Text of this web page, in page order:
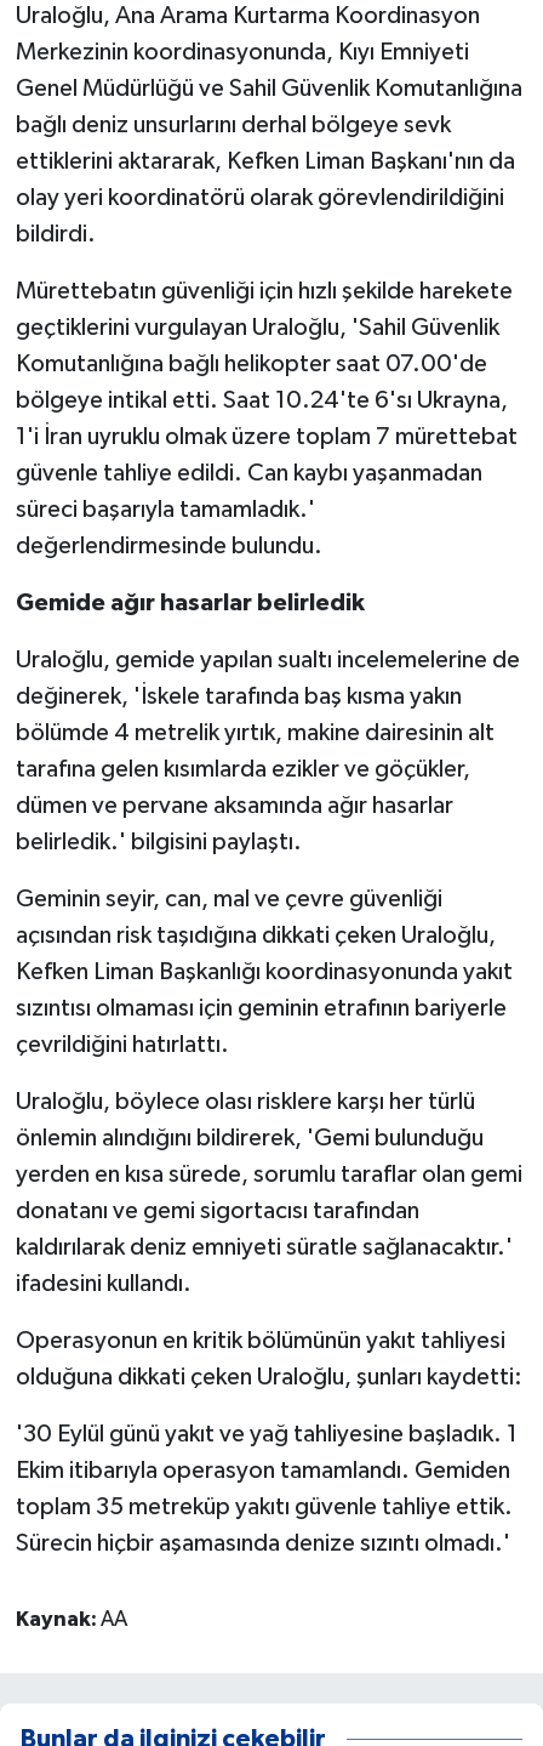
Uraloğlu, Ana Arama Kurtarma Koordinasyon
Merkezinin koordinasyonunda, Kıyı Emniyeti
Genel Müdürlüğü ve Sahil Güvenlik Komutanlığına
bağlı deniz unsurlarını derhal bölgeye sevk
ettiklerini aktararak, Kefken Liman Başkanı'nın da
olay yeri koordinatörü olarak görevlendirildiğini
bildirdi.
Mürettebatın güvenliği için hızlı şekilde harekete
geçtiklerini vurgulayan Uraloğlu, 'Sahil Güvenlik
Komutanlığına bağlı helikopter saat 07.00'de
bölgeye intikal etti. Saat 10.24'te 6'sı Ukrayna,
1'i İran uyruklu olmak üzere toplam 7 mürettebat
güvenle tahliye edildi. Can kaybı yaşanmadan
süreci başarıyla tamamladık.'
değerlendirmesinde bulundu.
Gemide ağır hasarlar belirledik
Uraloğlu, gemide yapılan sualtı incelemelerine de
değinerek, 'İskele tarafında baş kısma yakın
bölümde 4 metrelik yırtık, makine dairesinin alt
tarafına gelen kısımlarda ezikler ve göçükler,
dümen ve pervane aksamında ağır hasarlar
belirledik.' bilgisini paylaştı.
Geminin seyir, can, mal ve çevre güvenliği
açısından risk taşıdığına dikkati çeken Uraloğlu,
Kefken Liman Başkanlığı koordinasyonunda yakıt
sızıntısı olmaması için geminin etrafının bariyerle
çevrildiğini hatırlattı.
Uraloğlu, böylece olası risklere karşı her türlü
önlemin alındığını bildirerek, 'Gemi bulunduğu
yerden en kısa sürede, sorumlu taraflar olan gemi
donatanı ve gemi sigortacısı tarafından
kaldırılarak deniz emniyeti süratle sağlanacaktır.'
ifadesini kullandı.
Operasyonun en kritik bölümünün yakıt tahliyesi
olduğuna dikkati çeken Uraloğlu, şunları kaydetti:
'30 Eylül günü yakıt ve yağ tahliyesine başladık. 1
Ekim itibarıyla operasyon tamamlandı. Gemiden
toplam 35 metreküp yakıtı güvenle tahliye ettik.
Sürecin hiçbir aşamasında denize sızıntı olmadı.'
Kaynak: AA
Bunlar da ilginizi çekebilir